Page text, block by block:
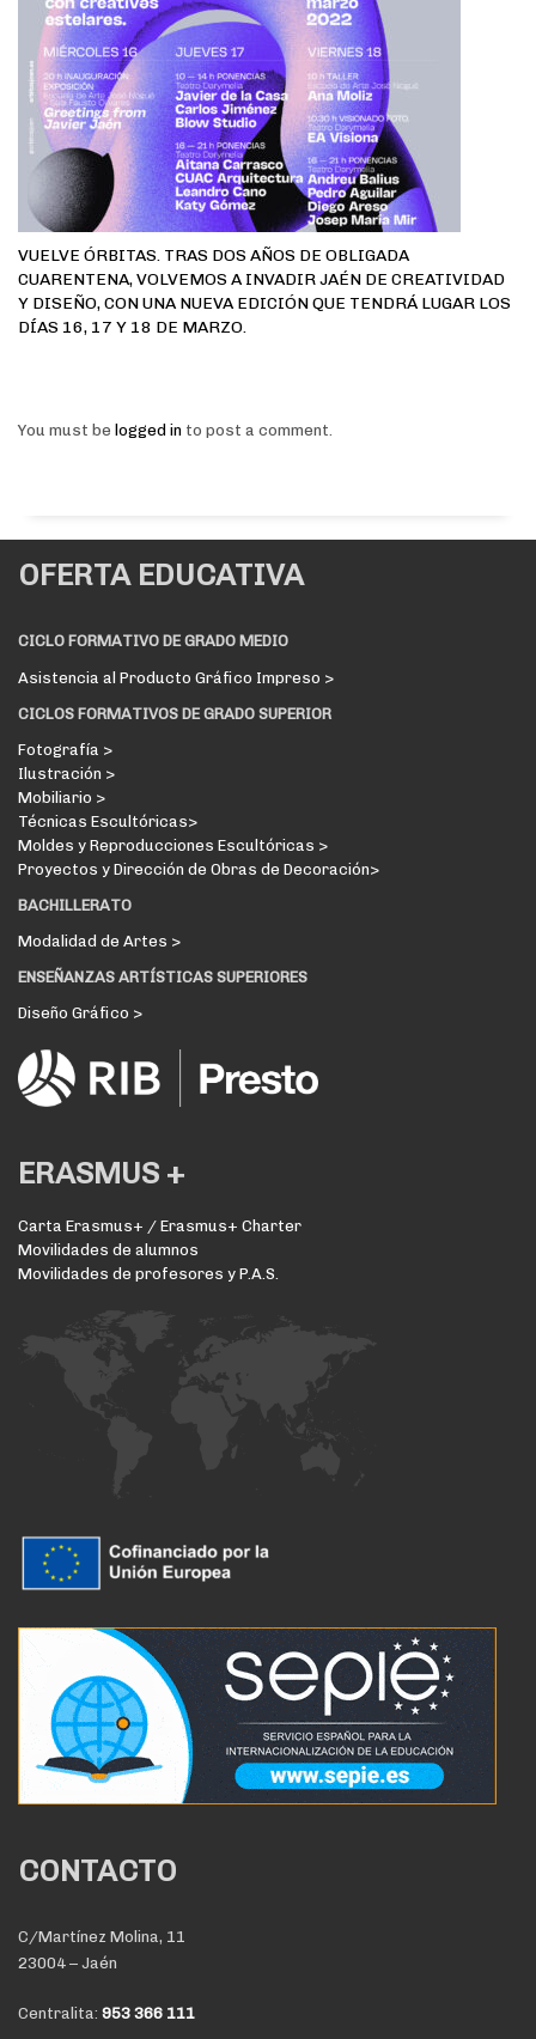
VUELVE ÓRBITAS. TRAS DOS AÑOS DE OBLIGADA
CUARENTENA, VOLVEMOS A INVADIR JAÉN DE CREATIVIDAD
Y DISEÑO, CON UNA NUEVA EDICIÓN QUE TENDRÁ LUGAR LOS
DÍAS 16, 17 Y 18 DE MARZO.
You must be logged in to post a comment.
OFERTA EDUCATIVA
CICLO FORMATIVO DE GRADO MEDIO
Asistencia al Producto Gráfico Impreso >
CICLOS FORMATIVOS DE GRADO SUPERIOR
Fotografía >
Ilustración >
Mobiliario >
Técnicas Escultóricas>
Moldes y Reproducciones Escultóricas >
Proyectos y Dirección de Obras de Decoración>
BACHILLERATO
Modalidad de Artes >
ENSEÑANZAS ARTÍSTICAS SUPERIORES
Diseño Gráfico >
ERASMUS +
Carta Erasmus+ / Erasmus+ Charter
Movilidades de alumnos
Movilidades de profesores y P.A.S.
CONTACTO
C/Martínez Molina, 11
23004 – Jaén
Centralita: 953 366 111